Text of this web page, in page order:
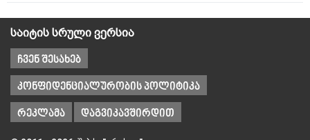
საიტის სრული ვერსია
ჩვენ შესახებ
კონფიდენციალურობის პოლიტიკა
რეკლამა დაგვიკავშირდით